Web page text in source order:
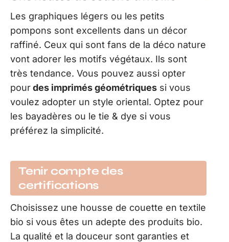
Les graphiques légers ou les petits
pompons sont excellents dans un décor
raffiné. Ceux qui sont fans de la déco nature
vont adorer les motifs végétaux. Ils sont
très tendance. Vous pouvez aussi opter
pourdes imprimés géométriques si vous
voulez adopter un style oriental. Optez pour
les bayadères ou le tie & dye si vous
préférez la simplicité.
Tenir compte des
certifications
Choisissez une housse de couette en textile
bio si vous êtes un adepte des produits bio.
La qualité et la douceur sont garanties et